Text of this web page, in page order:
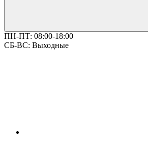
ПН-ПТ: 08:00-18:00
СБ-ВС: Выходные